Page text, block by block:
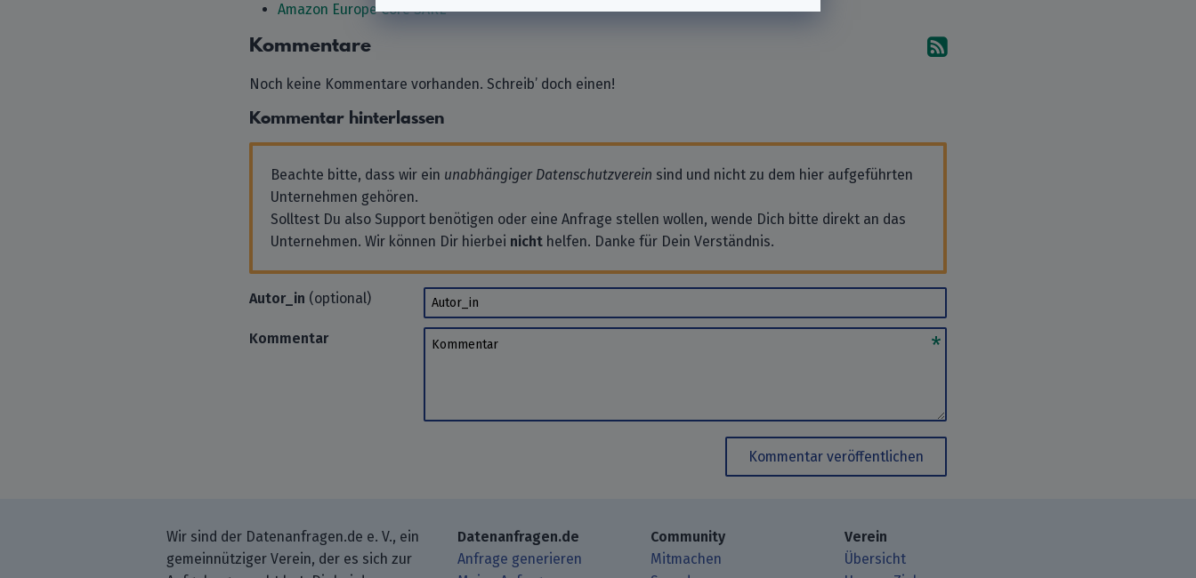
Amazon Europe Core SARL
Kommentare Abonniere die
Noch keine Kommentare vorhanden. Schreib’ doch einen!
Kommentar hinterlassen
Beachte bitte, dass wir ein unabhängiger Datenschutzverein sind und nicht zu dem hier aufgeführten
Unternehmen gehören.
Solltest Du also Support benötigen oder eine Anfrage stellen wollen, wende Dich bitte direkt an das
Unternehmen. Wir können Dir hierbei nicht helfen. Danke für Dein Verständnis.
Autor_in (optional) Autor_in
Kommentar Kommentar
Kommentar veröffentlichen
Wir sind der Datenanfragen.de e. V., ein
gemeinnütziger Verein, der es sich zur
Datenanfragen.de
Anfrage generieren
Community
Mitmachen
Verein
Übersicht